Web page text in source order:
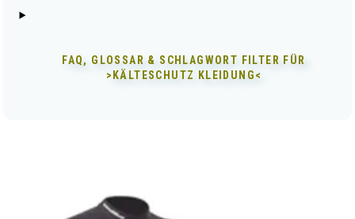
FAQ, GLOSSAR & SCHLAGWORT FILTER FÜR
>KÄLTESCHUTZ KLEIDUNG<